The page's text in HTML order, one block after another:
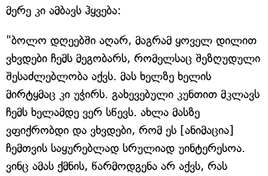
მერე კი ამბავს ჰყვება:
"ბოლო დღეებში აღარ, მაგრამ ყოველ დილით
ვხვდები ჩემს მეგობარს, რომელსაც შეზღუდული
შესაძლებლობა აქვს. მას ხელზე ხელის
მირტყმაც კი უჭირს. გახევებული კუნთით მკლავს
ჩემს ხელამდე ვერ სწევს. ახლა მასზე
ვფიქრობდი და ვხვდები, რომ ეს [ანიმაცია]
ჩემთვის საყურებლად სრულიად უინტერესოა.
ვინც ამას ქმნის, წარმოდგენა არ აქვს, რას